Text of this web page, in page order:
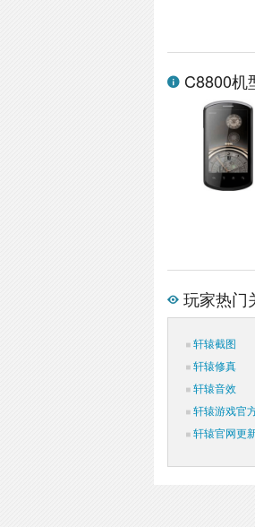
C8800机
玩家热门
轩辕截图
轩辕修真
轩辕音效
轩辕游戏官
轩辕官网更